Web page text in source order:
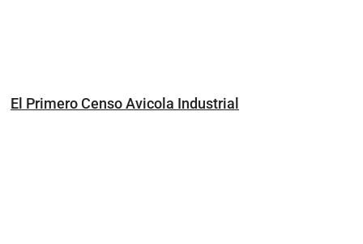
El Primero Censo Avicola Industrial